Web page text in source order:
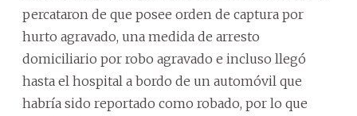
percataron de que posee orden de captura por
hurto agravado, una medida de arresto
domiciliario por robo agravado e incluso llegó
hasta el hospital a bordo de un automóvil que
habría sido reportado como robado, por lo que